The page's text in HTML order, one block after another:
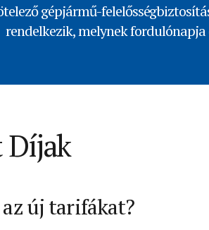
gépjármű-
rendelkezik, melynek fordulónapja
Díjak
új tarifákat?